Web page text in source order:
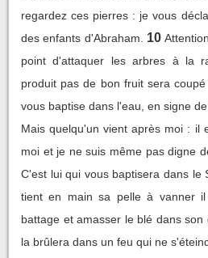
regardez ces pierres : je vous
des enfants d'Abraham.
10
point d'attaquer les arbres à la
produit pas de bon fruit sera coupé
vous baptise dans l'eau, en signe
Mais quelqu'un vient après moi : il
moi et je ne suis même pas digne
C'est lui qui vous baptisera dans le
tient en main sa pelle à vanner
battage et amasser le blé dans
la brûlera dans un feu qui ne